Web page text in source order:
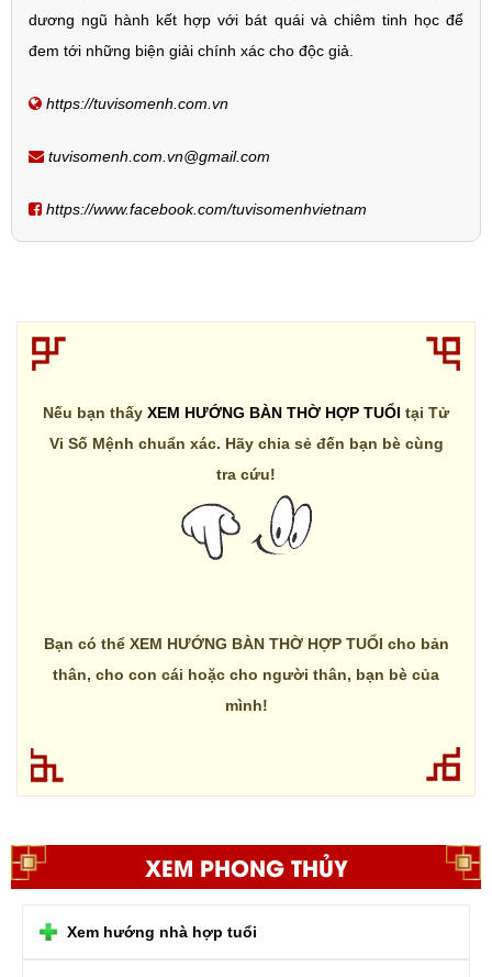
dương ngũ hành kết hợp với bát quái và chiêm tinh học để
đem tới những biện giải chính xác cho độc giả.
https://tuvisomenh.com.vn
tuvisomenh.com.vn@gmail.com
https://www.facebook.com/tuvisomenhvietnam
Nếu bạn thấy XEM HƯỚNG BÀN THỜ HỢP TUỔI tại Tử
Vi Số Mệnh chuẩn xác. Hãy chia sẻ đến bạn bè cùng
tra cứu!
Bạn có thể XEM HƯỚNG BÀN THỜ HỢP TUỔI cho bản
thân, cho con cái hoặc cho người thân, bạn bè của
mình!
XEM PHONG THỦY
Xem hướng nhà hợp tuổi